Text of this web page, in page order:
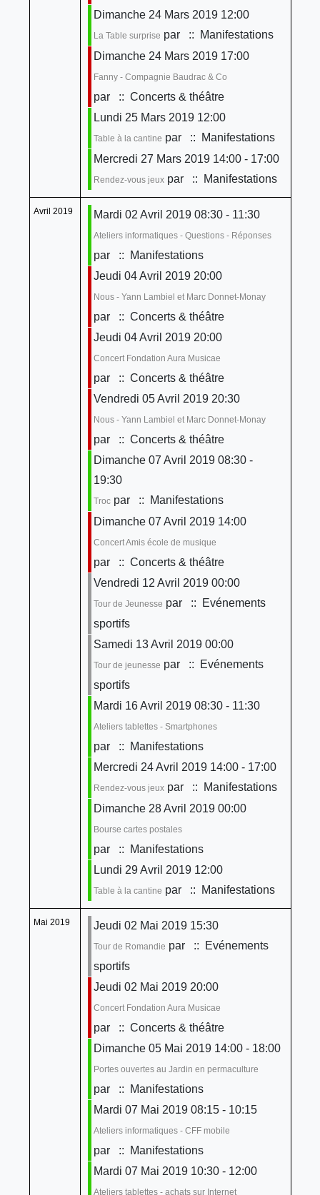
Dimanche 24 Mars 2019 12:00
La Table surprise par
:: Manifestations
Dimanche 24 Mars 2019 17:00
Fanny - Compagnie Baudrac & Co
par
:: Concerts & théâtre
Lundi 25 Mars 2019 12:00
Table à la cantine par
:: Manifestations
Mercredi 27 Mars 2019 14:00 - 17:00
Rendez-vous jeuxpar :: Manifestations
Avril 2019 Mardi 02 Avril 2019 08:30 - 11:30
Ateliers informatiques - Questions - Réponses
par
:: Manifestations
Jeudi 04 Avril 2019 20:00
Nous - Yann Lambiel et Marc Donnet-Monay
par
:: Concerts & théâtre
Jeudi 04 Avril 2019 20:00
Concert Fondation Aura Musicae
par
:: Concerts & théâtre
Vendredi 05 Avril 2019 20:30
Nous - Yann Lambiel et Marc Donnet-Monay
par
:: Concerts & théâtre
Dimanche 07 Avril 2019 08:30 -
19:30
Trocpar
:: Manifestations
Dimanche 07 Avril 2019 14:00
Concert Amis école de musique
par
:: Concerts & théâtre
Vendredi 12 Avril 2019 00:00
Tour de Jeunesse par
:: Evénements
sportifs
Samedi 13 Avril 2019 00:00
Tour de jeunesse par
:: Evénements
sportifs
Mardi 16 Avril 2019 08:30 - 11:30
Ateliers tablettes - Smartphones
par
:: Manifestations
Mercredi 24 Avril 2019 14:00 - 17:00
Rendez-vous jeuxpar
:: Manifestations
Dimanche 28 Avril 2019 00:00
Bourse cartes postales
par
:: Manifestations
Lundi 29 Avril 2019 12:00
Table à la cantine par :: Manifestations
Mai 2019 Jeudi 02 Mai 2019 15:30
Tour de Romandie par
:: Evénements
sportifs
Jeudi 02 Mai 2019 20:00
Concert Fondation Aura Musicae
par
:: Concerts & théâtre
Dimanche 05 Mai 2019 14:00 - 18:00
Portes ouvertes au Jardin en permaculture
par
:: Manifestations
Mardi 07 Mai 2019 08:15 - 10:15
Ateliers informatiques - CFF mobile
par
:: Manifestations
Mardi 07 Mai 2019 10:30 - 12:00
Ateliers tablettes - achats sur Internet